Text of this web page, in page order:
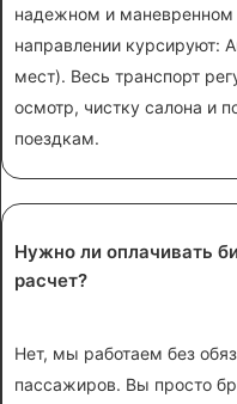
надежном и маневренном
направлении курсируют:
мест). Весь транспорт
осмотр, чистку салона и
поездкам.
Нужно ли оплачивать
расчет?
Нет, мы работаем без
пассажиров. Вы просто